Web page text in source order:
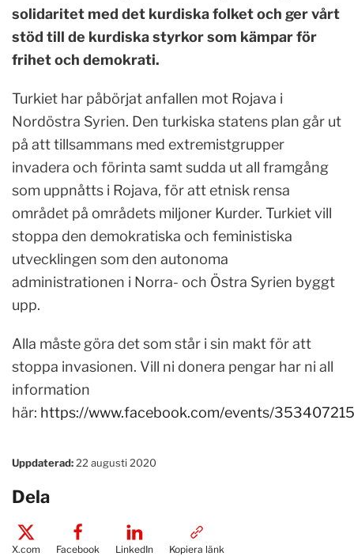
solidaritet med det kurdiska folket och ger vårt
stöd till de kurdiska styrkor som kämpar för
frihet och demokrati.
Turkiet har påbörjat anfallen mot Rojava i
Nordöstra Syrien. Den turkiska statens plan går ut
på att tillsammans med extremistgrupper
invadera och förinta samt sudda ut all framgång
som uppnåtts i Rojava, för att etnisk rensa
området på områdets miljoner Kurder. Turkiet vill
stoppa den demokratiska och feministiska
utvecklingen som den autonoma
administrationen i Norra- och Östra Syrien byggt
upp.
Alla måste göra det som står i sin makt för att
stoppa invasionen. Vill ni donera pengar har ni all
information
här: https://www.facebook.com/events/
Uppdaterad: 22 augusti 2020
Dela
X.com Facebook LinkedIn Kopiera länk